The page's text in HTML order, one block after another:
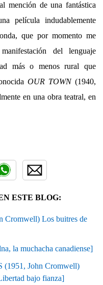
mención de una fantástica
película indudablemente
que por momento me
del lenguaje
más o menos rural que
OUR TOWN(1940,
en una obra teatral, en
ESTE BLOG:
Cromwell) Los buitres de
la muchacha canadiense]
John Cromwell)
bajo fianza]